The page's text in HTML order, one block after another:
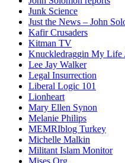
Junk Science
Just the News – John
Kafir Crusaders
Kitman TV
Knuckledraggin My Life
Lee Jay Walker
Legal Insurrection
Liberal Logic 101
Lionheart
Mary Ellen Synon
Melanie Philips
MEMRIblog Turkey
Michelle Malkin
Militant Islam Monitor
Mises.Org